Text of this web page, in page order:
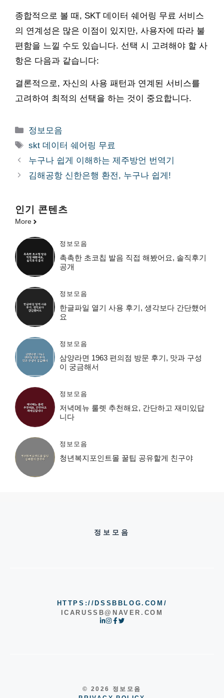
종합적으로 볼 때, SKT 데이터 쉐어링 무료 서비스
의 연계성은 많은 이점이 있지만, 사용자에 따라 불
편함을 느낄 수도 있습니다. 선택 시 고려해야 할 사
항은 다음과 같습니다:
결론적으로, 자신의 사용 패턴과 연계된 서비스를
고려하여 최적의 선택을 하는 것이 중요합니다.
카
테
리
정보모음
태
그
skt 데이터 쉐어링 무료
누구나 쉽게 이해하는 제주방언 번역기
김해공항 신한은행 환전, 누구나 쉽게!
인기 콘텐츠
More
정보모음
촉촉한 초코칩 발음 직접 해봤어요, 솔직후기
공개
정보모음
한글파일 열기 사용 후기, 생각보다 간단했어
요
정보모음
삼양라면 1963 편의점 방문 후기, 맛과 구성
이 궁금해서
정보모음
저녁메뉴 룰렛 추천해요, 간단하고 재미있답
니다
정보모음
청년복지포인트몰 꿀팁 공유할게 친구야
정보모음
HTTPS://DSSBBLOG.COM/
ICARUSSB@NAVER.COM
© 2026 정보모음